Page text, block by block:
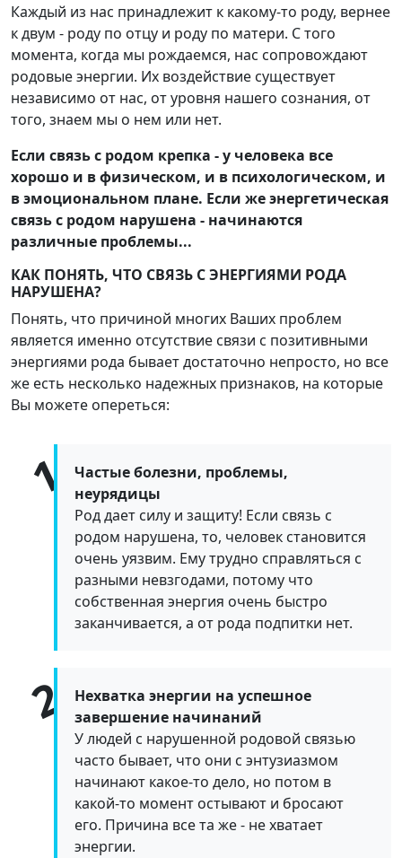
Каждый из нас принадлежит к какому-то роду, вернее
к двум - роду по отцу и роду по матери. С того
момента, когда мы рождаемся, нас сопровождают
родовые энергии. Их воздействие существует
независимо от нас, от уровня нашего сознания, от
того, знаем мы о нем или нет.
Если связь с родом крепка - у человека все
хорошо и в физическом, и в психологическом, и
в эмоциональном плане. Если же энергетическая
связь с родом нарушена - начинаются
различные проблемы...
КАК ПОНЯТЬ, ЧТО СВЯЗЬ С ЭНЕРГИЯМИ РОДА
НАРУШЕНА?
Понять, что причиной многих Ваших проблем
является именно отсутствие связи с позитивными
энергиями рода бывает достаточно непросто, но все
же есть несколько надежных признаков, на которые
Вы можете опереться:
Частые болезни, проблемы,
неурядицы
Род дает силу и защиту! Если связь с
родом нарушена, то, человек становится
очень уязвим. Ему трудно справляться с
разными невзгодами, потому что
собственная энергия очень быстро
заканчивается, а от рода подпитки нет.
Нехватка энергии на успешное
завершение начинаний
У людей с нарушенной родовой связью
часто бывает, что они с энтузиазмом
начинают какое-то дело, но потом в
какой-то момент остывают и бросают
его. Причина все та же - не хватает
энергии.